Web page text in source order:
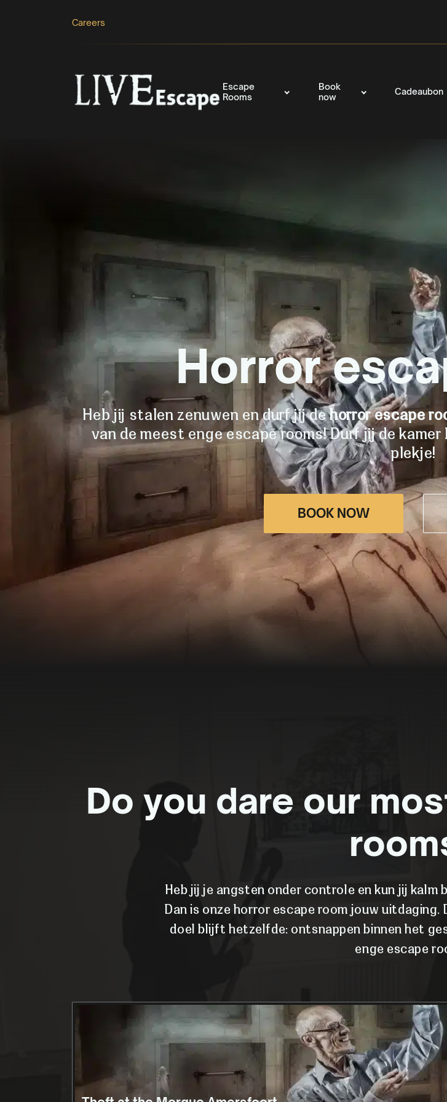
Careers
Escape
Rooms
Book
now
Cadeaubon
Horror
Heb jij stalen zenuwen en durf jij dehorror escape
van de meest enge escape rooms! Durf jij de
plekje!
BOOK NOW
Do you dare our
Heb jij je angsten onder controle en kun jij
Dan is onze horror escape room jouw
doel blijft hetzelfde: ontsnappen binnen het
enge escape